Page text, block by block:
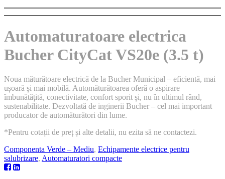
Automaturatoare electrica
Bucher CityCat VS20e (3.5 t)
Noua măturătoare electrică de la Bucher Municipal – eficientă, mai
ușoară și mai mobilă. Automăturătoarea oferă o aspirare
îmbunătățită, conectivitate, confort sporit și, nu în ultimul rând,
sustenabilitate. Dezvoltată de inginerii Bucher – cel mai important
producator de automăturători din lume.
*Pentru cotații de preț și alte detalii, nu ezita să ne contactezi.
Componenta Verde – Mediu, Echipamente electrice pentru
salubrizare, Automaturatori compacte